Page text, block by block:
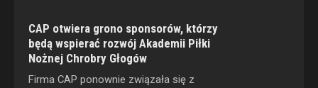
CAP otwiera grono sponsorów, którzy
będą wspierać rozwój Akademii Piłki
Nożnej Chrobry Głogów
Firma CAP ponownie związała się z